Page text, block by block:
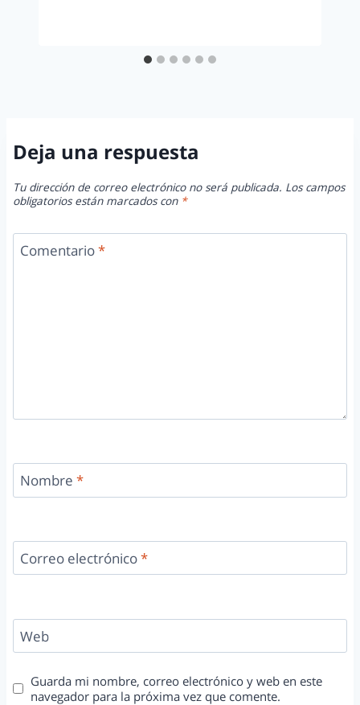
Deja una respuesta
Tu dirección de correo electrónico no será publicada. Los campos
obligatorios están marcados con *
Comentario*
Nombre *
Correo electrónico*
Web
Guarda mi nombre, correo electrónico y web en este
navegador para la próxima vez que comente.